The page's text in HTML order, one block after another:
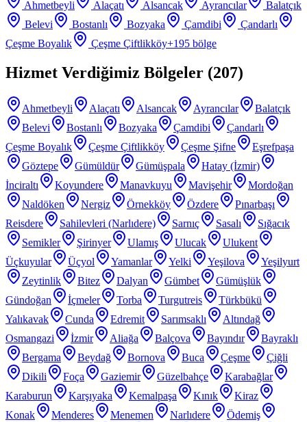
Ahmetbeyli Alaçatı Alsancak Ayrancılar
Balatçık
Belevi
Bostanlı Bozyaka Çamdibi
Çandarlı
Çeşme Boyalık
Çeşme Çiftlikköy+195 bölge
Hizmet Verdiğimiz Bölgeler (207)
Ahmetbeyli Alaçatı Alsancak Ayrancılar
Balatçık
Belevi
Bostanlı Bozyaka Çamdibi
Çandarlı
Çeşme Boyalık
Çeşme Çiftlikköy Çeşme Şifne
Eşrefpaşa
Göztepe
Gümüldür Gümüşpala
Hatay (İzmir)
İnciraltı
Koyundere Manavkuyu Mavişehir
Mordoğan
Naldöken
Nergiz Örnekköy Özdere
Pınarbaşı
Reisdere
Sahilevleri (Narlıdere) Sarnıç Sasalı
Sığacık
Semikler
Şirinyer Ulamış Ulucak
Ulukent
Üçkuyular
Üçyol Yamanlar Yelki Yeşilova
Yeşilyurt
Zeytinlik
Bitez Dalyan Gümbet
Gümüşlük
Gündoğan
İçmeler Torba Turgutreis
Türkbükü
Yalıkavak
Cunda Edremit Sarımsaklı
Altındağ
Osmangazi
İzmir Aliağa Balçova Bayındır
Bayraklı
Bergama
Beydağ Bornova Buca Çeşme
Çiğli
Dikili
Foça Gaziemir Güzelbahçe
Karabağlar
Karaburun
Karşıyaka Kemalpaşa Kınık
Kiraz
Konak
Menderes Menemen Narlıdere
Ödemiş